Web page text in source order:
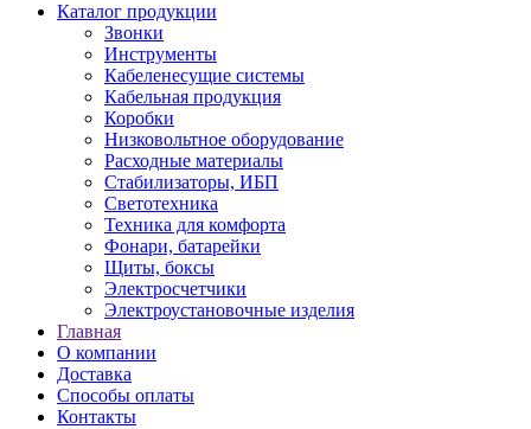
Каталог продукции
Звонки
Инструменты
Кабеленесущие системы
Кабельная продукция
Коробки
Низковольтное оборудование
Расходные материалы
Стабилизаторы, ИБП
Светотехника
Техника для комфорта
Фонари, батарейки
Щиты, боксы
Электросчетчики
Электроустановочные изделия
Главная
О компании
Доставка
Способы оплаты
Контакты